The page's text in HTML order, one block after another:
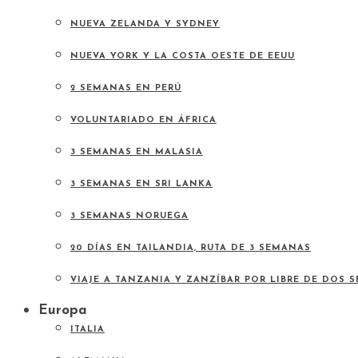
NUEVA ZELANDA Y SYDNEY
NUEVA YORK Y LA COSTA OESTE DE EEUU
2 SEMANAS EN PERÚ
VOLUNTARIADO EN ÁFRICA
3 SEMANAS EN MALASIA
3 SEMANAS EN SRI LANKA
3 SEMANAS NORUEGA
20 DÍAS EN TAILANDIA, RUTA DE 3 SEMANAS
VIAJE A TANZANIA Y ZANZÍBAR POR LIBRE DE DOS
Europa
ITALIA